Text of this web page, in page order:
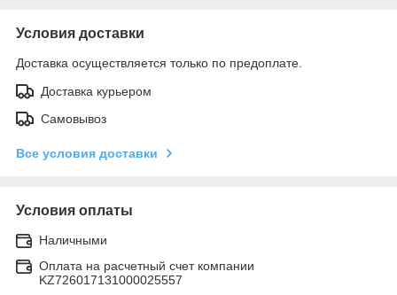
Условия доставки
Доставка осуществляется только по предоплате.
Доставка курьером
Самовывоз
Все условия доставки
Условия оплаты
Наличными
Оплата на расчетный счет компании
KZ726017131000025557